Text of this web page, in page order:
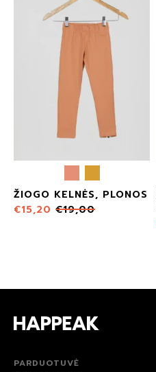
ŽIOGO KELNĖS, PLONOS
€15,20 €19,00
PARDUOTUVĖ